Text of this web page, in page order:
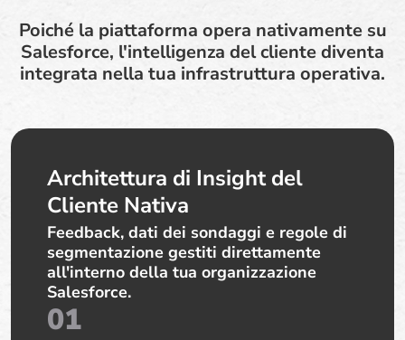
Poiché la piattaforma opera nativamente su
Salesforce, l'intelligenza del cliente diventa
integrata nella tua infrastruttura operativa.
Architettura di Insight del
Cliente Nativa
Feedback, dati dei sondaggi e regole di
segmentazione gestiti direttamente
all'interno della tua organizzazione
Salesforce.
01